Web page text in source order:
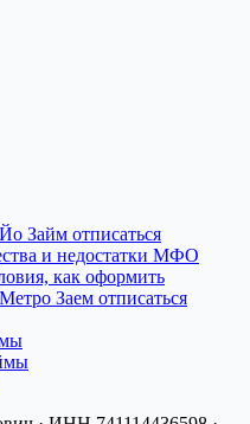
Займ отписаться
и недостатки МФО
как оформить
Заем отписаться